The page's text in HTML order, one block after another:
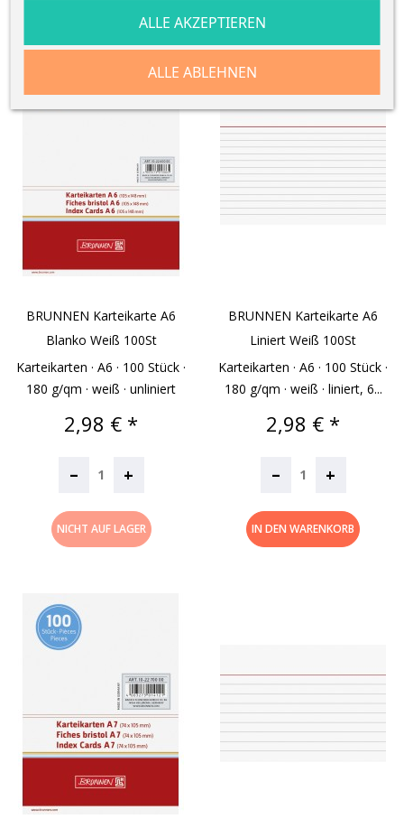
BRUNNEN Karteikarte A6
Blanko Weiß 100St
Karteikarten · A6 · 100 Stück ·
180 g/qm · weiß · unliniert
Preis
2,98 € *
– +
NICHT AUF LAGER
BRUNNEN Karteikarte A6
Liniert Weiß 100St
Karteikarten · A6 · 100 Stück ·
180 g/qm · weiß · liniert, 6...
Preis
2,98 € *
– +
IN DEN WARENKORB
ALLE ABLEHNEN
ALLE AKZEPTIEREN